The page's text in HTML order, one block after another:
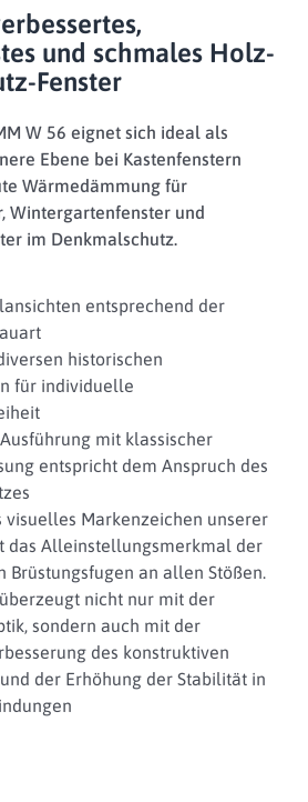
und schmales Holz-
Fenster
W 56 eignet sich ideal als
Ebene bei Kastenfenstern
Wärmedämmung für
Wintergartenfenster und
im Denkmalschutz.
entsprechend der
historischen
für individuelle
mit klassischer
entspricht dem Anspruch des
visuelles Markenzeichen unserer
das Alleinstellungsmerkmal der
Brüstungsfugen an allen Stößen.
nicht nur mit der
sondern auch mit der
des konstruktiven
der Erhöhung der Stabilität in